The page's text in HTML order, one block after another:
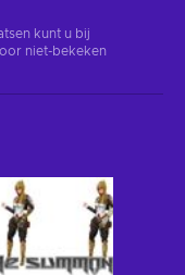
kunt u bij
niet-bekeken